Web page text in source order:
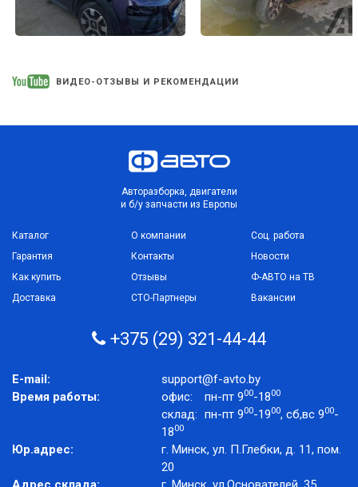
ВИДЕО-ОТЗЫВЫ И РЕКОМЕНДАЦИИ
Авторазборка, двигатели
и б/у запчасти из Европы
Каталог
Гарантия
Как купить
Доставка
О компании
Контакты
Отзывы
СТО-Партнеры
Соц. работа
Новости
Ф-АВТО на ТВ
Вакансии
+375 (29) 321-44-44
E-mail:
support@f-avto.by
Время работы:
офис: пн-пт 900-1800
склад: пн-пт 900-1900, сб,вс 900-
1800
Юр.адрес:
г. Минск, ул. П.Глебки, д. 11, пом.
20